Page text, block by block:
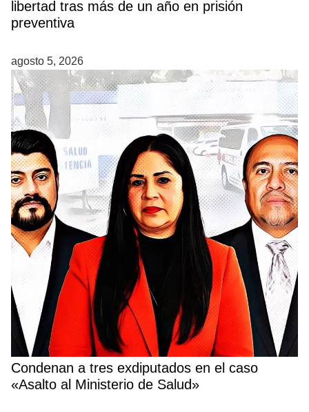
libertad tras más de un año en prisión
preventiva
agosto 5, 2026
Condenan a tres exdiputados en el caso
«Asalto al Ministerio de Salud»